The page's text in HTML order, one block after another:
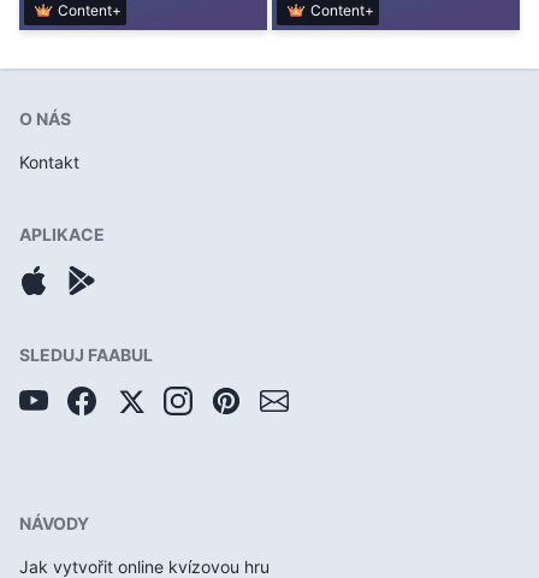
Content+ Content+
O NÁS
Kontakt
APLIKACE
SLEDUJ FAABUL
NÁVODY
Jak vytvořit online kvízovou hru